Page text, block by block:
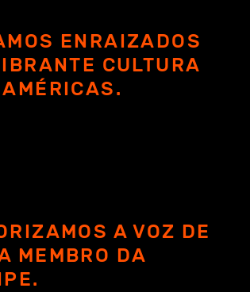
ENRAIZADOS
CULTURA
A VOZ DE
MEMBRO DA